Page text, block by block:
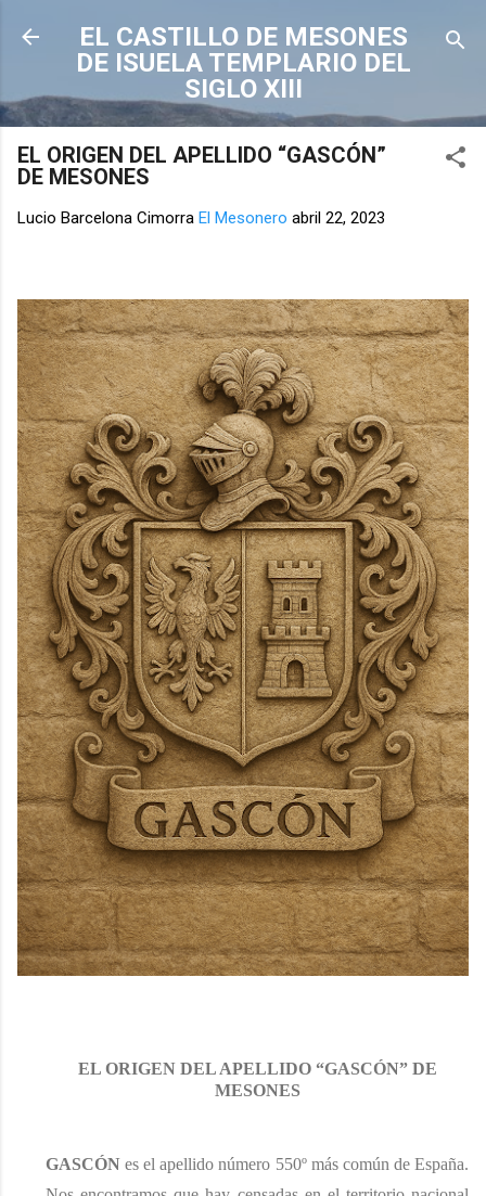
Ir al contenido principal
EL CASTILLO DE MESONES
DE ISUELA TEMPLARIO DEL
SIGLO XIII
EL ORIGEN DEL APELLIDO “GASCÓN”
DE MESONES
Lucio Barcelona Cimorra El Mesonero abril 22, 2023
EL ORIGEN DEL APELLIDO “GASCÓN” DE
MESONES
GASCÓN es elapellido número 550º más común de España.